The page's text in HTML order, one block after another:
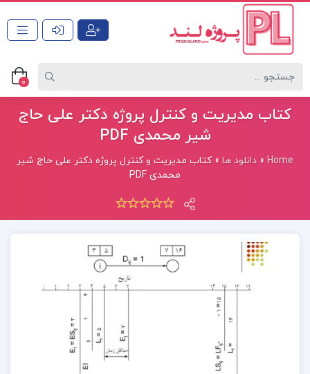
0
کتاب مدیریت و کنترل پروژه دکتر علی حاج
شیر محمدی PDF
Home
» دانلود ها »کتاب مدیریت و کنترل پروژه دکتر علی حاج شیر
محمدی PDF